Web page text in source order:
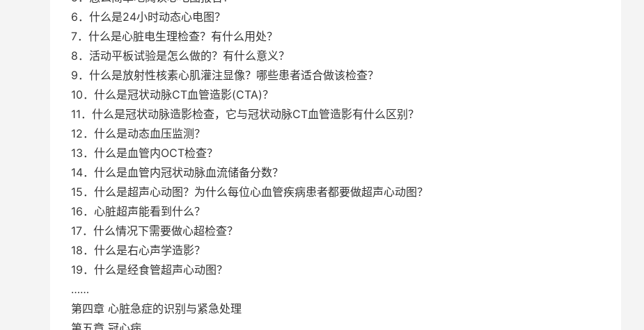
6．什么是24小时动态心电图？
7．什么是心脏电生理检查？有什么用处？
8．活动平板试验是怎么做的？有什么意义？
9．什么是放射性核素心肌灌注显像？哪些患者适合做该检查？
10．什么是冠状动脉CT血管造影(CTA)？
11．什么是冠状动脉造影检查，它与冠状动脉CT血管造影有什么区别？
12．什么是动态血压监测？
13．什么是血管内OCT检查？
14．什么是血管内冠状动脉血流储备分数？
15．什么是超声心动图？为什么每位心血管疾病患者都要做超声心动图？
16．心脏超声能看到什么？
17．什么情况下需要做心超检查？
18．什么是右心声学造影？
19．什么是经食管超声心动图？
……
第四章 心脏急症的识别与紧急处理